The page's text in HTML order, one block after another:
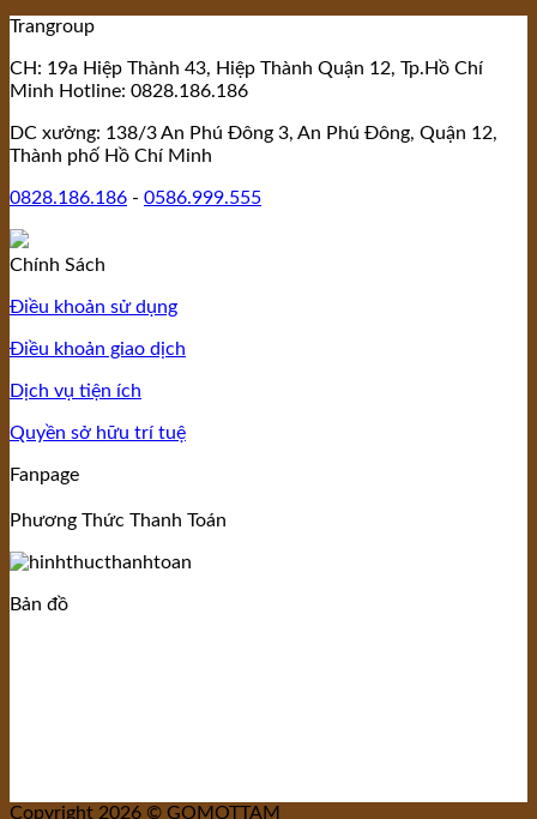
Trangroup
CH: 19a Hiệp Thành 43, Hiệp Thành Quận 12, Tp.Hồ Chí
Minh Hotline: 0828.186.186
DC xưởng: 138/3 An Phú Đông 3, An Phú Đông, Quận 12,
Thành phố Hồ Chí Minh
0828.186.186 - 0586.999.555
Chính Sách
Điều khoản sử dụng
Điều khoản giao dịch
Dịch vụ tiện ích
Quyền sở hữu trí tuệ
Fanpage
Phương Thức Thanh Toán
Bản đồ
Copyright 2026 © GOMOTTAM